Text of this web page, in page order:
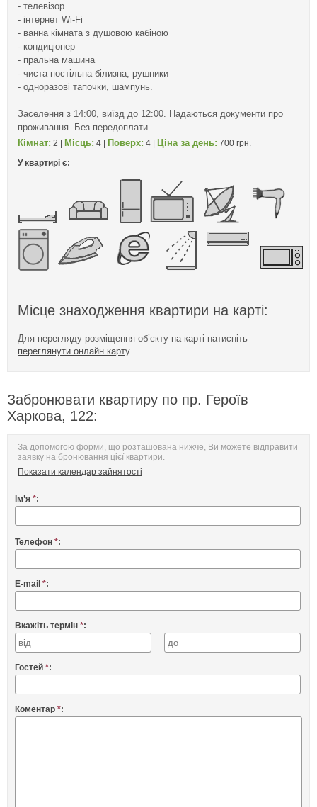
- телевізор
- інтернет Wi-Fi
- ванна кімната з душовою кабіною
- кондиціонер
- пральна машина
- чиста постільна білизна, рушники
- одноразові тапочки, шампунь.
Заселення з 14:00, виїзд до 12:00. Надаються документи про
проживання. Без передоплати.
Кімнат: 2 | Місць: 4 | Поверх: 4 | Ціна за день: 700 грн.
У квартирі є:
Місце знаходження квартири на карті:
Для перегляду розміщення об’єкту на карті натисніть
переглянути онлайн карту.
Забронювати квартиру по пр. Героїв
Харкова, 122:
За допомогою форми, що розташована нижче, Ви можете відправити
заявку на бронювання цієї квартири.
Показати календар зайнятості
Ім’я *:
Телефон *:
E-mail *:
Вкажіть термін *:
Гостей *:
Коментар *: